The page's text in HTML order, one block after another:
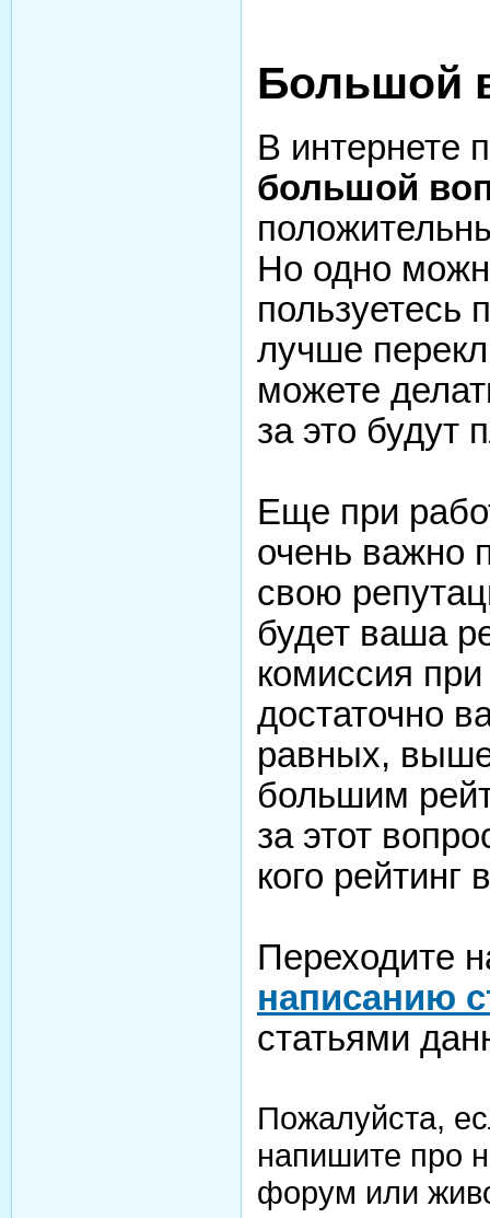
Большой
В интернете
большой
Но одно
пользуетесь
лучше
можете
за это будут
Еще при
очень важно
свою
будет ваша
комиссия
достаточно
равных, выше
большим
за этот
кого рейтинг
Переходите
написанию
статьями
Пожалуйста,
напишите про
форум или